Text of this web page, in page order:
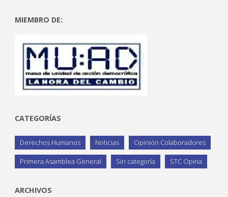
MIEMBRO DE:
CATEGORÍAS
Derechos Humanos Noticias Opinión Colaboradores
Primera Asamblea General Sin categoría STC Opina
ARCHIVOS